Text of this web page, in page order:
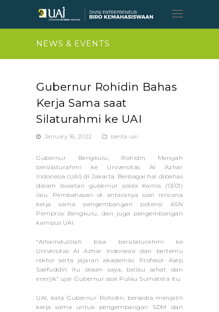
Open
Mobile
NEWS & EVENTS
Gubernur Rohidin Bahas
Kerja Sama saat
Silaturahmi ke UAI
January 16, 2022 berita uai
Gubernur Bengkulu, Rohidin Mersyah
bersilaturahmi ke Universitas Al Azhar
Indonesia (UAI) di Jakarta. Berbagai hal dibahas
dalam lawatan gubernur pada Kamis (13/01)
lalu. Pembahasan di antaranya soal rencana
kerja sama pengembangan potensi ASN
Pemprov Bengkulu, dan juga pengembangan
kampus UAI.
“Alhamdulillah bisa bersilaturahmi ke
Universitas Al Azhar Indonesia dan bertemu
rektor serta jajaran akademisi. Profesor Asep
Saefuddin itu dosen saya, beliau sehat dan
enerjik” ujar Gubernur asal Pulau Sumatera itu.
UAI, kata Gubernur Rohidin, bersedia menjalin
kerja sama untuk pengembangan SDM dan